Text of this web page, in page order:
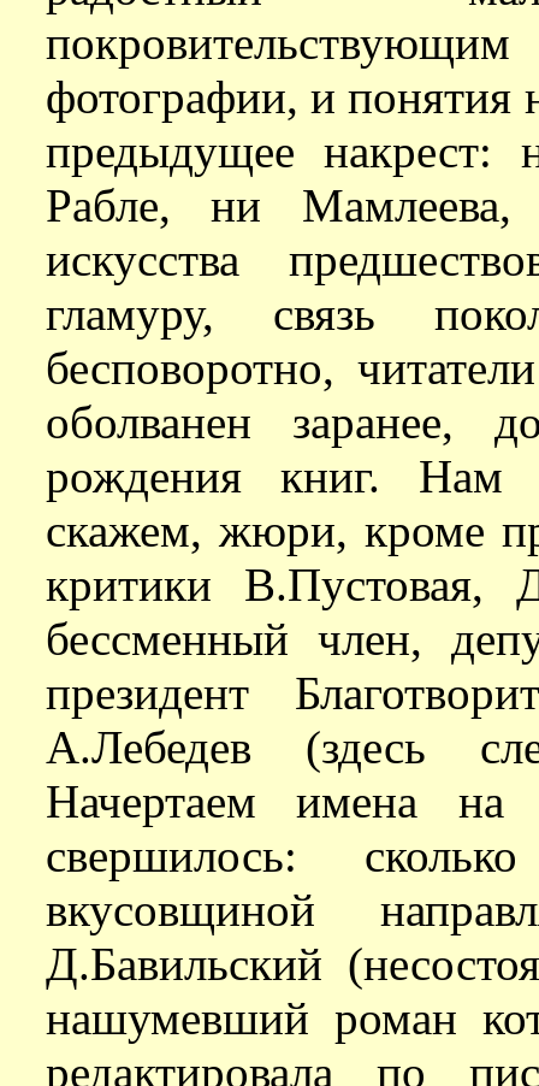
фотографии, и понятия
предыдущее накрест:
Рабле, ни
искусства
гламуру, связь
бесповоротно,
оболванен заранее,
рождения книг. Нам
скажем, жюри, кроме
критики В.Пустовая,
бессменный член,
президент
А.Лебедев (здесь
Начертаем имена на
свершилось:
вкусовщиной
Д.Бавильский
нашумевший роман
редактировала по